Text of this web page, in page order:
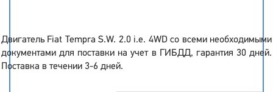
Двигатель Fiat Tempra S.W. 2.0 i.e. 4WD со всеми необходимыми
документами для поставки на учет в ГИБДД, гарантия 30 дней.
Поставка в течении 3-6 дней.